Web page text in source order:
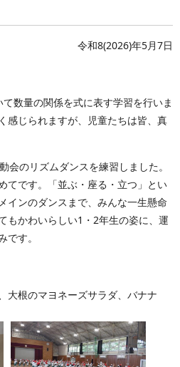
令和8(2026)年5月7日
数量の関係を式に表す学習を行いま
感じられますが、児童たちは皆、真
会のリズムダンスを練習しました。
てです。「並ぶ・座る・立つ」とい
インのダンスまで、みんな一生懸命
もかわいらしい1・2年生の姿に、運
す。
大根のマヨネーズサラダ、バナナ